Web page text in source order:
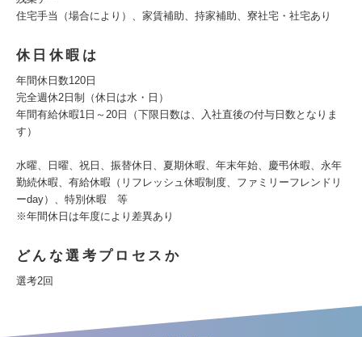
住宅手当（場合により）、家賃補助、持家補助、寮社宅・社宅あり
休日休暇は
年間休日数120日
完全週休2日制（休日は水・日）
年間有給休暇1日～20日（下限日数は、入社直後の付与日数となりま
す）
水曜、日曜、祝日、振替休日、夏期休暇、年末年始、慶弔休暇、永年
勤続休暇、有給休暇（リフレッシュ休暇制度、ファミリーフレンドリ
ーday）、特別休暇 等
※年間休日は年度により差異あり
どんな選考プロセスか
選考2回